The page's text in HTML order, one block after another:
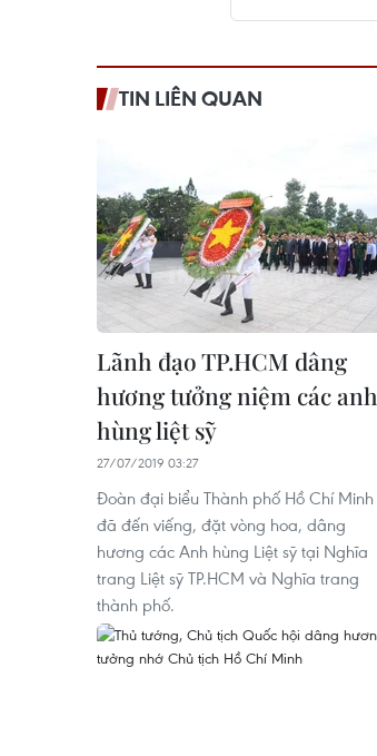
TIN LIÊN QUAN
Lãnh đạo TP.HCM dâng
hương tưởng niệm các anh
hùng liệt sỹ
27/07/2019 03:27
Đoàn đại biểu Thành phố Hồ Chí Minh
đã đến viếng, đặt vòng hoa, dâng
hương các Anh hùng Liệt sỹ tại Nghĩa
trang Liệt sỹ TP.HCM và Nghĩa trang
thành phố.